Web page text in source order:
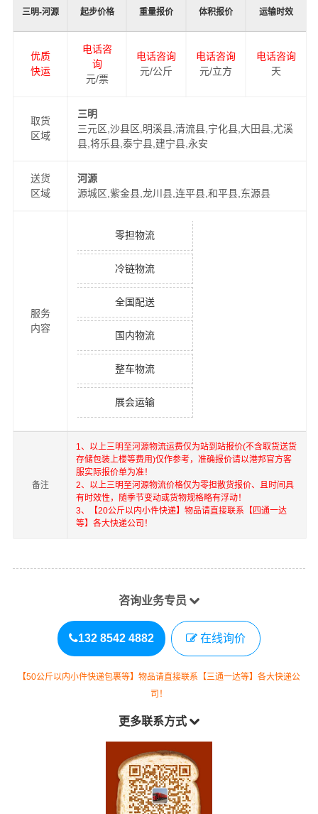
三明-河源 起步价格 重量报价 体积报价 运输时效
优质
快运
电话咨
询
元/票
电话咨询
元/公斤
电话咨询
元/立方
电话咨询
天
取货
区域
三明
三元区,沙县区,明溪县,清流县,宁化县,大田县,尤溪
县,将乐县,泰宁县,建宁县,永安
送货
区域
河源
源城区,紫金县,龙川县,连平县,和平县,东源县
服务
内容
零担物流
冷链物流
全国配送
国内物流
整车物流
展会运输
备注
1、以上三明至河源物流运费仅为站到站报价(不含取货送货
存储包装上楼等费用)仅作参考，准确报价请以港邦官方客
服实际报价单为准！
2、以上三明至河源物流价格仅为零担散货报价、且时间具
有时效性，随季节变动或货物规格略有浮动！
3、【20公斤以内小件快递】物品请直接联系【四通一达
等】各大快递公司！
咨询业务专员
132 8542 4882 在线询价
【50公斤以内小件快递包裹等】物品请直接联系【三通一达等】各大快递公
司！
更多联系方式